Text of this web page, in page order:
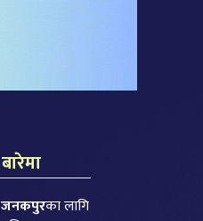
जनकपुरका लागि